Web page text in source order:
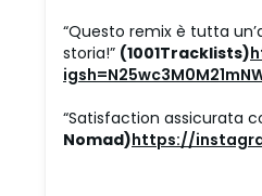
“Questo remix è tutta
storia!” (1001Tracklists)
“Satisfaction assicurata
Nomad)https://